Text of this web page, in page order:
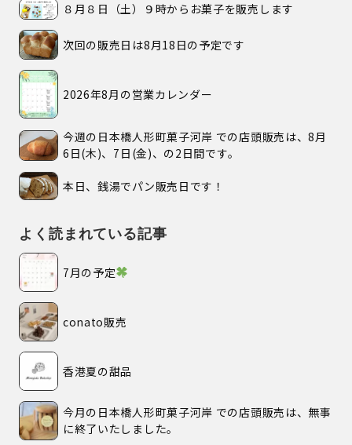
８月８日（土）９時からお菓子を販売します
次回の販売日は8月18日の予定です
2026年8月の営業カレンダー
今週の日本橋人形町菓子河岸 での店頭販売は、8月
6日(木)、7日(金)、の2日間です。
本日、銭湯でパン販売日です！
よく読まれている記事
7月の予定
conato販売
香港夏の甜品
今月の日本橋人形町菓子河岸 での店頭販売は、無事
に終了いたしました。